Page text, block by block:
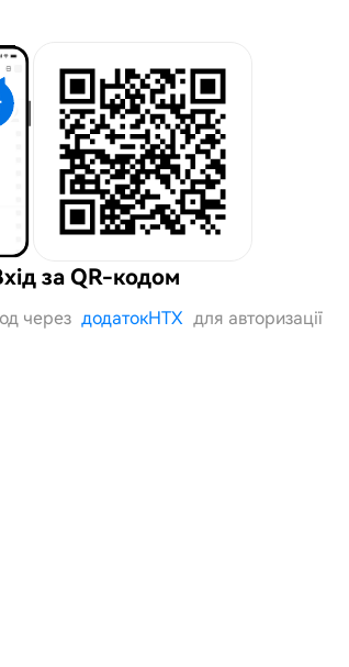
за QR-кодом
через додатокHTX для авторизації